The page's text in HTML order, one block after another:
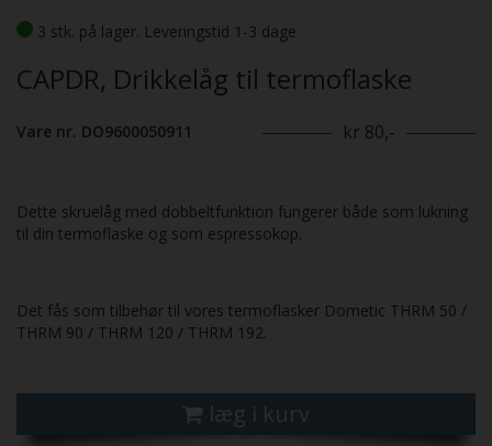
3 stk. på lager. Leveringstid 1-3 dage
CAPDR, Drikkelåg til termoflaske
Vare nr. DO9600050911 kr 80,-
Dette skruelåg med dobbeltfunktion fungerer både som lukning
til din termoflaske og som espressokop.
Det fås som tilbehør til vores termoflasker Dometic THRM 50 /
THRM 90 / THRM 120 / THRM 192.
læg i kurv